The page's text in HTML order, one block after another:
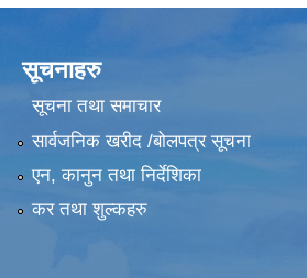
सूचनाहरु
सूचना तथा समाचार
सार्वजनिक खरीद /बोलपत्र सूचना
एन, कानुन तथा निर्देशिका
कर तथा शुल्कहरु